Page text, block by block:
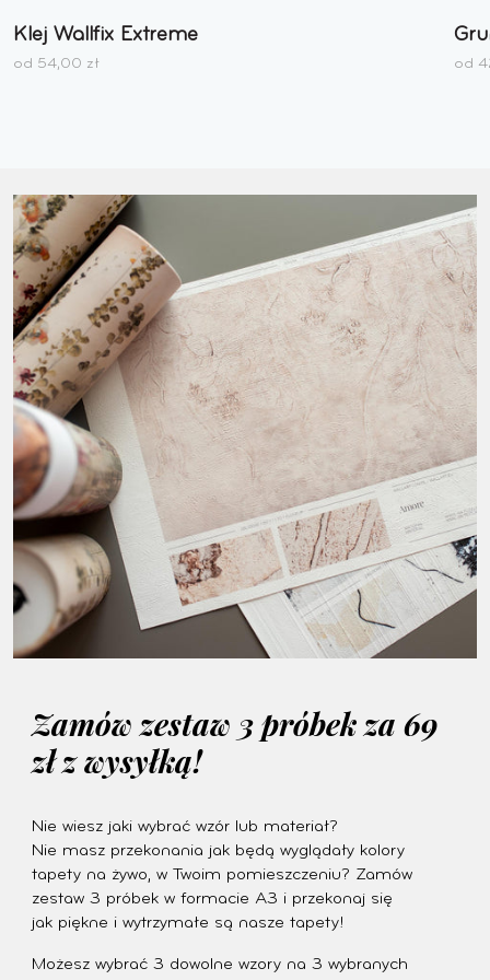
Klej Wallfix Extreme
od 54,00 zł od
Zamów zestaw 3 próbek za 69
zł z wysyłką!
Nie wiesz jaki wybrać wzór lub materiał?
Nie masz przekonania jak będą wyglądały kolory
tapety na żywo, w Twoim pomieszczeniu? Zamów
zestaw 3 próbek w formacie A3 i przekonaj się
jak piękne i wytrzymałe są nasze tapety!
Możesz wybrać 3 dowolne wzory na 3 wybranych